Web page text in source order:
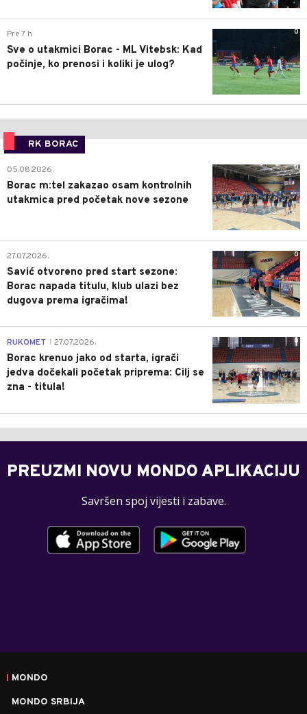
0
Pre 7 h
Sve o utakmici Borac - ML Vitebsk: Kad
počinje, ko prenosi i koliki je ulog?
RK BORAC
0
05.08.2026.
Borac m:tel zakazao osam kontrolnih
utakmica pred početak nove sezone
0
27.07.2026.
Savić otvoreno pred start sezone:
Borac napada titulu, klub ulazi bez
dugova prema igračima!
0
RUKOMET 27.07.2026.
Borac krenuo jako od starta, igrači
jedva dočekali početak priprema: Cilj se
zna - titula!
PREUZMI NOVU MONDO APLIKACIJU
Savršen spoj vijesti i zabave.
MONDO
MONDO SRBIJA